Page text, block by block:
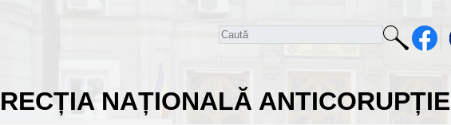
NAȚIONALĂ ANTICORUPȚIE